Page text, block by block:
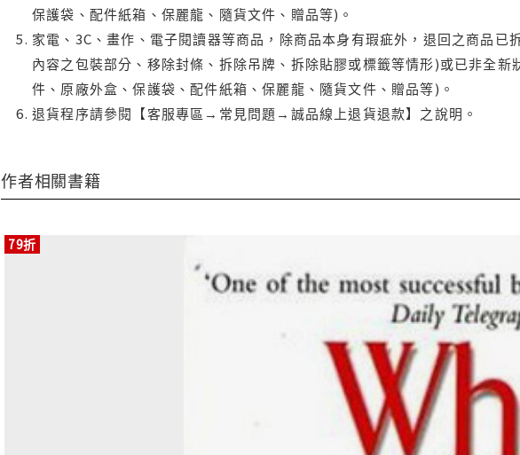
保護袋、配件紙箱、保麗龍、隨貨文件、贈品等)。
家電、3C、畫作、電子閱讀器等商品，除商品本身有瑕疵外，退回之商品
內容之包裝部分、移除封條、拆除吊牌、拆除貼膠或標籤等情形)或已非全
件、原廠外盒、保護袋、配件紙箱、保麗龍、隨貨文件、贈品等)。
退貨程序請參閱【客服專區→常見問題→誠品線上退貨退款】之說明。
作者相關書籍
79折